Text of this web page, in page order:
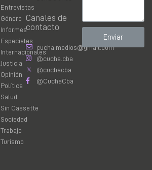
Entrevistas
Género
Informes
Especiales
Internacionales
Justicia
Opinión
Política
Salud
Sin Cassette
Sociedad
Trabajo
Turismo
Canales de
contacto
cucha.medios@gmail.com
@cucha.cba
@cuchacba
@CuchaCba
Enviar